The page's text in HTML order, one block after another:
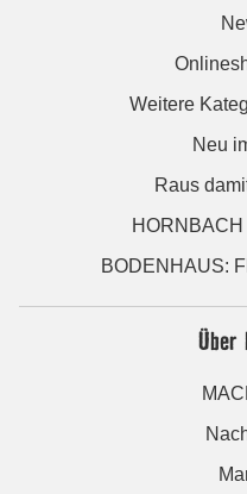
Weitere
Neu
Raus
BODENHAUS:
Über